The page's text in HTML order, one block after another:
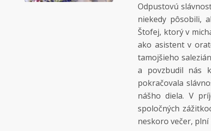
Odpustovú
niekedy pôsobili,
Štofej, ktorý v
ako asistent v
tamojšieho
a povzbudil nás
pokračovala
nášho diela. V
spoločných
neskoro večer,